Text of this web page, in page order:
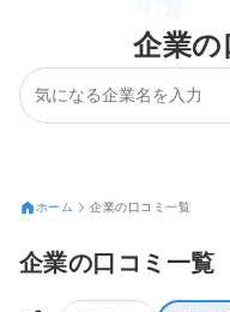
企業の
ホーム 企業の口コミ一覧
企業の口コミ一覧